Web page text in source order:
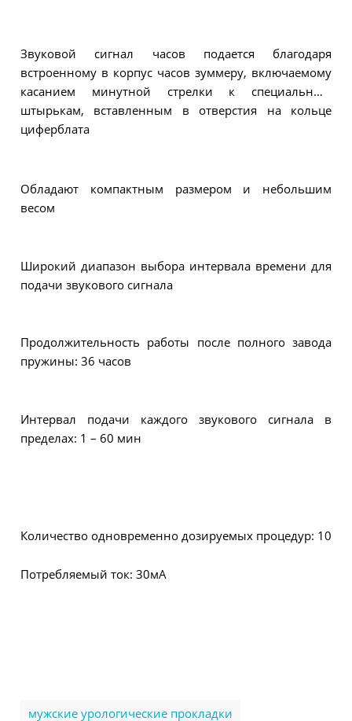
Звуковой сигнал часов подается благодаря
встроенному в корпус часов зуммеру, включаемому
касанием минутной стрелки к специальным
штырькам, вставленным в отверстия на кольце
циферблата
Обладают компактным размером и небольшим
весом
Широкий диапазон выбора интервала времени для
подачи звукового сигнала
Продолжительность работы после полного завода
пружины: 36 часов
Интервал подачи каждого звукового сигнала в
пределах: 1 – 60 мин
Количество одновременно дозируемых процедур: 10
Потребляемый ток: 30мА
мужские урологические прокладки